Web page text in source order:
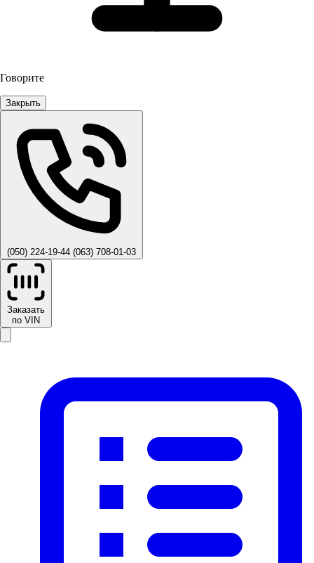
Говорите
Закрыть
(050) 224-19-44 (063) 708-01-03
Заказать
по VIN